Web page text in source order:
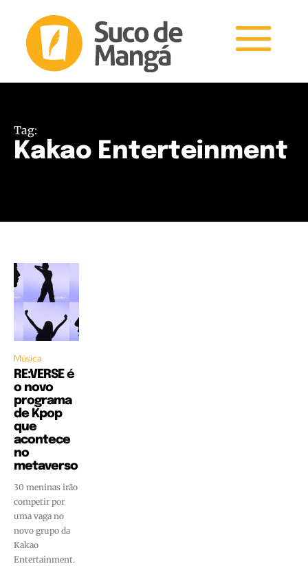
Tag:
Kakao Enterteinment
Música
RE:VERSE é
o novo
programa
de Kpop
que
acontece
no
metaverso
30 meninas irão
competir por
uma vaga no
novo grupo da
Kakao
Entertainment.